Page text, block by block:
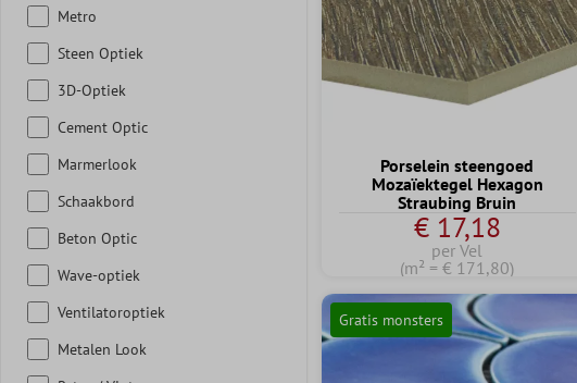
Metro
Steen Optiek
3D-Optiek
Cement Optic
Marmerlook
Schaakbord
Beton Optic
Wave-optiek
Ventilatoroptiek
Metalen Look
Porselein steengoed
Mozaïektegel Hexagon
Straubing Bruin
€ 17,18
per Vel
(m² = € 171,80)
Gratis monsters